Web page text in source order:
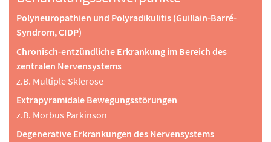
Psychologische Beratung, Krisenintervention,
Entspannungsverfahren (Progressive Muskelrelaxation),
Angehörigenberatung
Reha-Pflege
Wundversorgung
Physikalische Therapie
Lokale Kältetherapie und Wärmetherapie
Rekreationstherapie
Bewegungsbad
Polyneuropathien und Polyradikulitis (Guillain-Barré-
Syndrom, CIDP)
Chronisch-entzündliche Erkrankung im Bereich des
zentralen Nervensystems
z.B. Multiple Sklerose
Extrapyramidale Bewegungsstörungen
z.B. Morbus Parkinson
Degenerative Erkrankungen des Nervensystems